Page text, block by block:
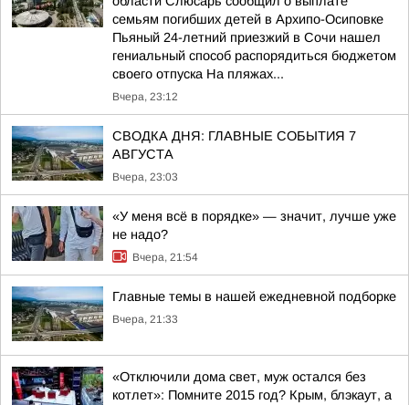
семьям погибших детей в Архипо-Осиповке
Пьяный 24-летний приезжий в Сочи нашел
гениальный способ распорядиться бюджетом
своего отпуска На пляжах...
Вчера, 23:12
СВОДКА ДНЯ: ГЛАВНЫЕ СОБЫТИЯ 7
АВГУСТА
Вчера, 23:03
«У меня всё в порядке» — значит, лучше уже
не надо?
Вчера, 21:54
Главные темы в нашей ежедневной подборке
Вчера, 21:33
«Отключили дома свет, муж остался без
котлет»: Помните 2015 год? Крым, блэкаут, а